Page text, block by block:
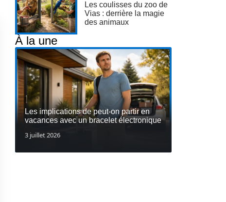
Les coulisses du zoo de
Vias : derrière la magie
des animaux
À la une
Les implications de peut-on partir en
vacances avec un bracelet électronique
3 juillet 2026